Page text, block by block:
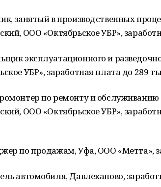
занятый в производственных
ООО «Октябрьское УБР»,
эксплуатационного и
УБР», заработная плата до 289
по ремонту и обслуживанию
ООО «Октябрьское УБР»,
по продажам, Уфа, ООО «Метта»,
автомобиля, Давлеканово,